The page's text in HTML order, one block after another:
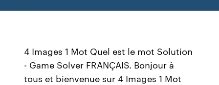
4 Images 1 Mot Quel est le mot Solution
- Game Solver FRANÇAIS. Bonjour à
tous et bienvenue sur 4 Images 1 Mot